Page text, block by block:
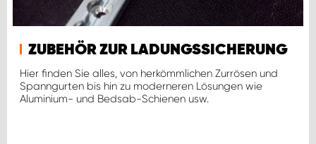
ZUBEHÖR ZUR LADUNGSSICHERUNG
Hier finden Sie alles, von herkömmlichen Zurrösen und
Spanngurten bis hin zu moderneren Lösungen wie
Aluminium- und Bedsab-Schienen usw.